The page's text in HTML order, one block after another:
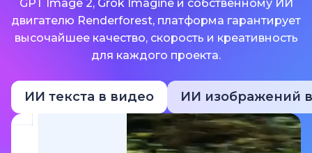
GPT Image 2, Grok Imagine и собственному ИИ
двигателю Renderforest, платформа гарантирует
высочайшее качество, скорость и креативность
для каждого проекта.
ИИ текста в видео ИИ изображений